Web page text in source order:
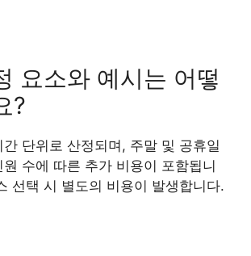
요소와 예시는 어떻
?
단위로 산정되며, 주말 및 공휴일
수에 따른 추가 비용이 포함됩니
선택 시 별도의 비용이 발생합니다.